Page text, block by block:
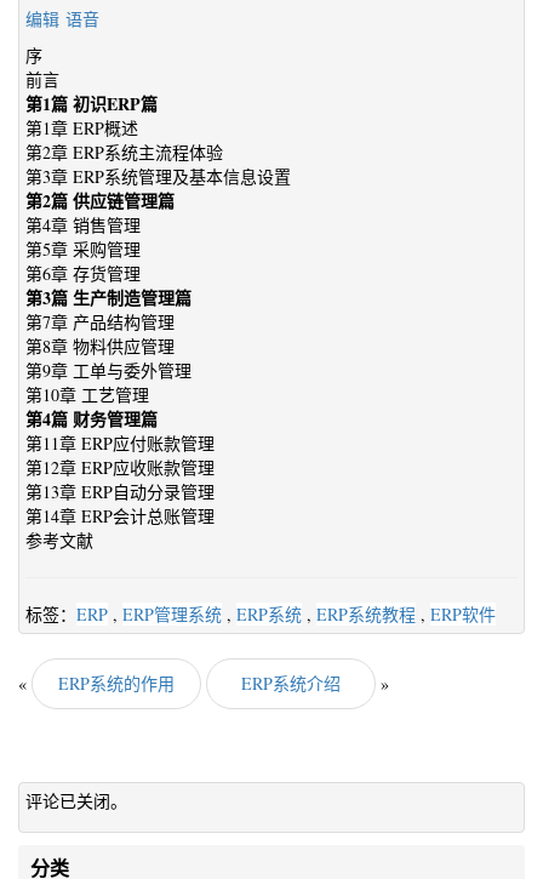
编辑 语音
序
前言
第1篇 初识ERP篇
第1章 ERP概述
第2章 ERP系统主流程体验
第3章 ERP系统管理及基本信息设置
第2篇 供应链管理篇
第4章 销售管理
第5章 采购管理
第6章 存货管理
第3篇 生产制造管理篇
第7章 产品结构管理
第8章 物料供应管理
第9章 工单与委外管理
第10章 工艺管理
第4篇 财务管理篇
第11章 ERP应付账款管理
第12章 ERP应收账款管理
第13章 ERP自动分录管理
第14章 ERP会计总账管理
参考文献
标签： ERP , ERP管理系统 , ERP系统 , ERP系统教程 , ERP软件
« ERP系统的作用 ERP系统介绍 »
评论已关闭。
分类